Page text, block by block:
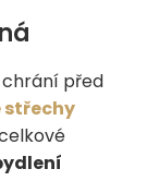
chrání před
střechy